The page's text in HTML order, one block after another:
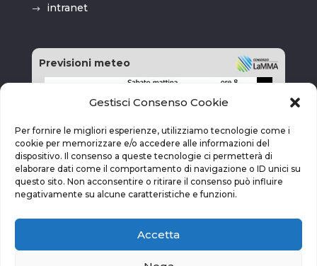
Gestisci Consenso Cookie
Per fornire le migliori esperienze, utilizziamo tecnologie come i
cookie per memorizzare e/o accedere alle informazioni del
dispositivo. Il consenso a queste tecnologie ci permetterà di
elaborare dati come il comportamento di navigazione o ID unici su
questo sito. Non acconsentire o ritirare il consenso può influire
negativamente su alcune caratteristiche e funzioni.
Accetta
intranet
Previsioni meteo